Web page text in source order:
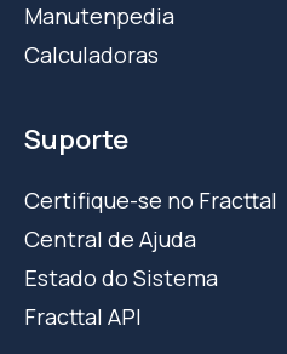
Manutenpedia
Calculadoras
Suporte
Certifique-se no Fracttal
Central de Ajuda
Estado do Sistema
Fracttal API